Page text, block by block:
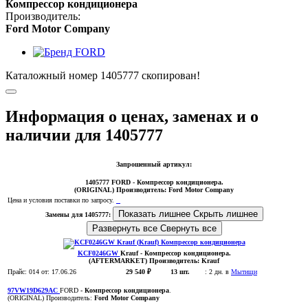
Компрессор кондиционера
Производитель:
Ford Motor Company
Каталожный номер 1405777 скопирован!
Информация о ценах, заменах и о
наличии для 1405777
Запрошенный артикул:
1405777 FORD - Компрессор кондиционера.
(ORIGINAL) Производитель: Ford Motor Company
Цена и условия поставки по запросу.
Замены для 1405777:
Показать лишнее Скрыть лишнее
Развернуть все Свернуть все
KCF0246GW Krauf- Компрессор кондиционера.
(AFTERMARKET) Производитель: Krauf
Прайс: 014 от: 17.06.26 29 540 ₽ 13 шт. : 2 дн. в Мытищи
97VW19D629AC FORD - Компрессор кондиционера.
(ORIGINAL) Производитель: Ford Motor Company